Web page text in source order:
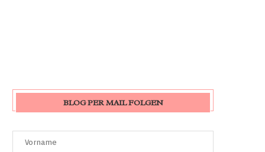
BLOG PER MAIL FOLGEN